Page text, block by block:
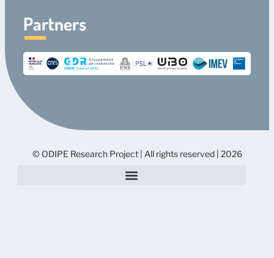
Partners
© ODIPE Research Project | All rights reserved | 2026